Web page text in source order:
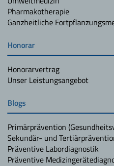
Pharmakotherapie
Ganzheitliche
Honorar
Honorarvertrag
Unser Leistungsangebot
Blogs
Primärprävention
Sekundär- und
Präventive Labordiagnostik
Präventive